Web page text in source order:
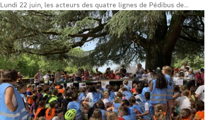
Lundi 22 juin, les acteurs des quatre lignes de Pédibus de...